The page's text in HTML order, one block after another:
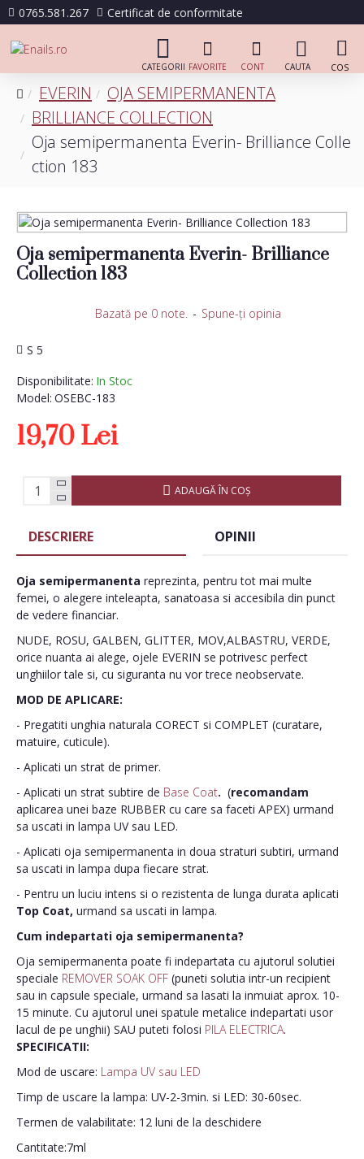
0765.581.267 Certificat de conformitate
EVERIN
OJA SEMIPERMANENTA
BRILLIANCE COLLECTION
Oja semipermanenta Everin- Brilliance Colle
ction 183
Oja semipermanenta Everin- Brilliance
Collection 183
Disponibilitate: In Stoc
Model: OSEBC-183
S 5
Bazată pe 0 note. - Spune-ţi opinia
19,70 Lei
ADAUGĂ ÎN COŞ
DESCRIERE OPINII
Oja semipermanenta reprezinta, pentru tot mai multe
femei, o alegere inteleapta, sanatoasa si accesibila din punct
de vedere financiar.
NUDE, ROSU, GALBEN, GLITTER, MOV,ALBASTRU, VERDE,
orice nuanta ai alege, ojele EVERIN se potrivesc perfect
unghiilor tale si, cu siguranta nu vor trece neobservate.
MOD DE APLICARE:
- Pregatiti unghia naturala CORECT si COMPLET (curatare,
matuire, cuticule).
- Aplicati un strat de primer.
- Aplicati un strat subtire de Base Coat. (recomandam
aplicarea unei baze RUBBER cu care sa faceti APEX) urmand
sa uscati in lampa UV sau LED.
- Aplicati oja semipermanenta in doua straturi subtiri, urmand
sa uscati in lampa dupa fiecare strat.
- Pentru un luciu intens si o rezistenta de lunga durata aplicati
Top Coat, urmand sa uscati in lampa.
Cum indepartati oja semipermanenta?
Oja semipermanenta poate fi indepartata cu ajutorul solutiei
speciale REMOVER SOAK OFF (puneti solutia intr-un recipient
sau in capsule speciale, urmand sa lasati la inmuiat aprox. 10-
15 minute. Cu ajutorul unei spatule metalice indepartati usor
lacul de pe unghii) SAU puteti folosi PILA ELECTRICA.
SPECIFICATII:
Mod de uscare: Lampa UV sau LED
Timp de uscare la lampa: UV-2-3min. si LED: 30-60sec.
Termen de valabilitate: 12 luni de la deschidere
Cantitate:7ml